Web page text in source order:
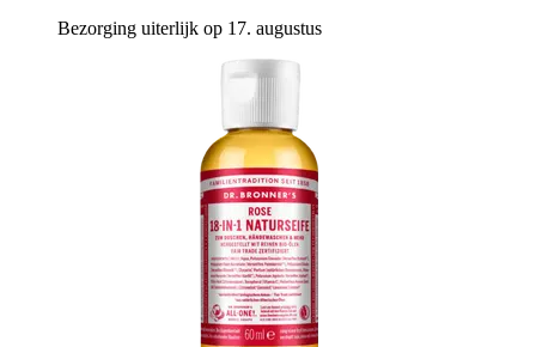
Bezorging uiterlijk op 17. augustus